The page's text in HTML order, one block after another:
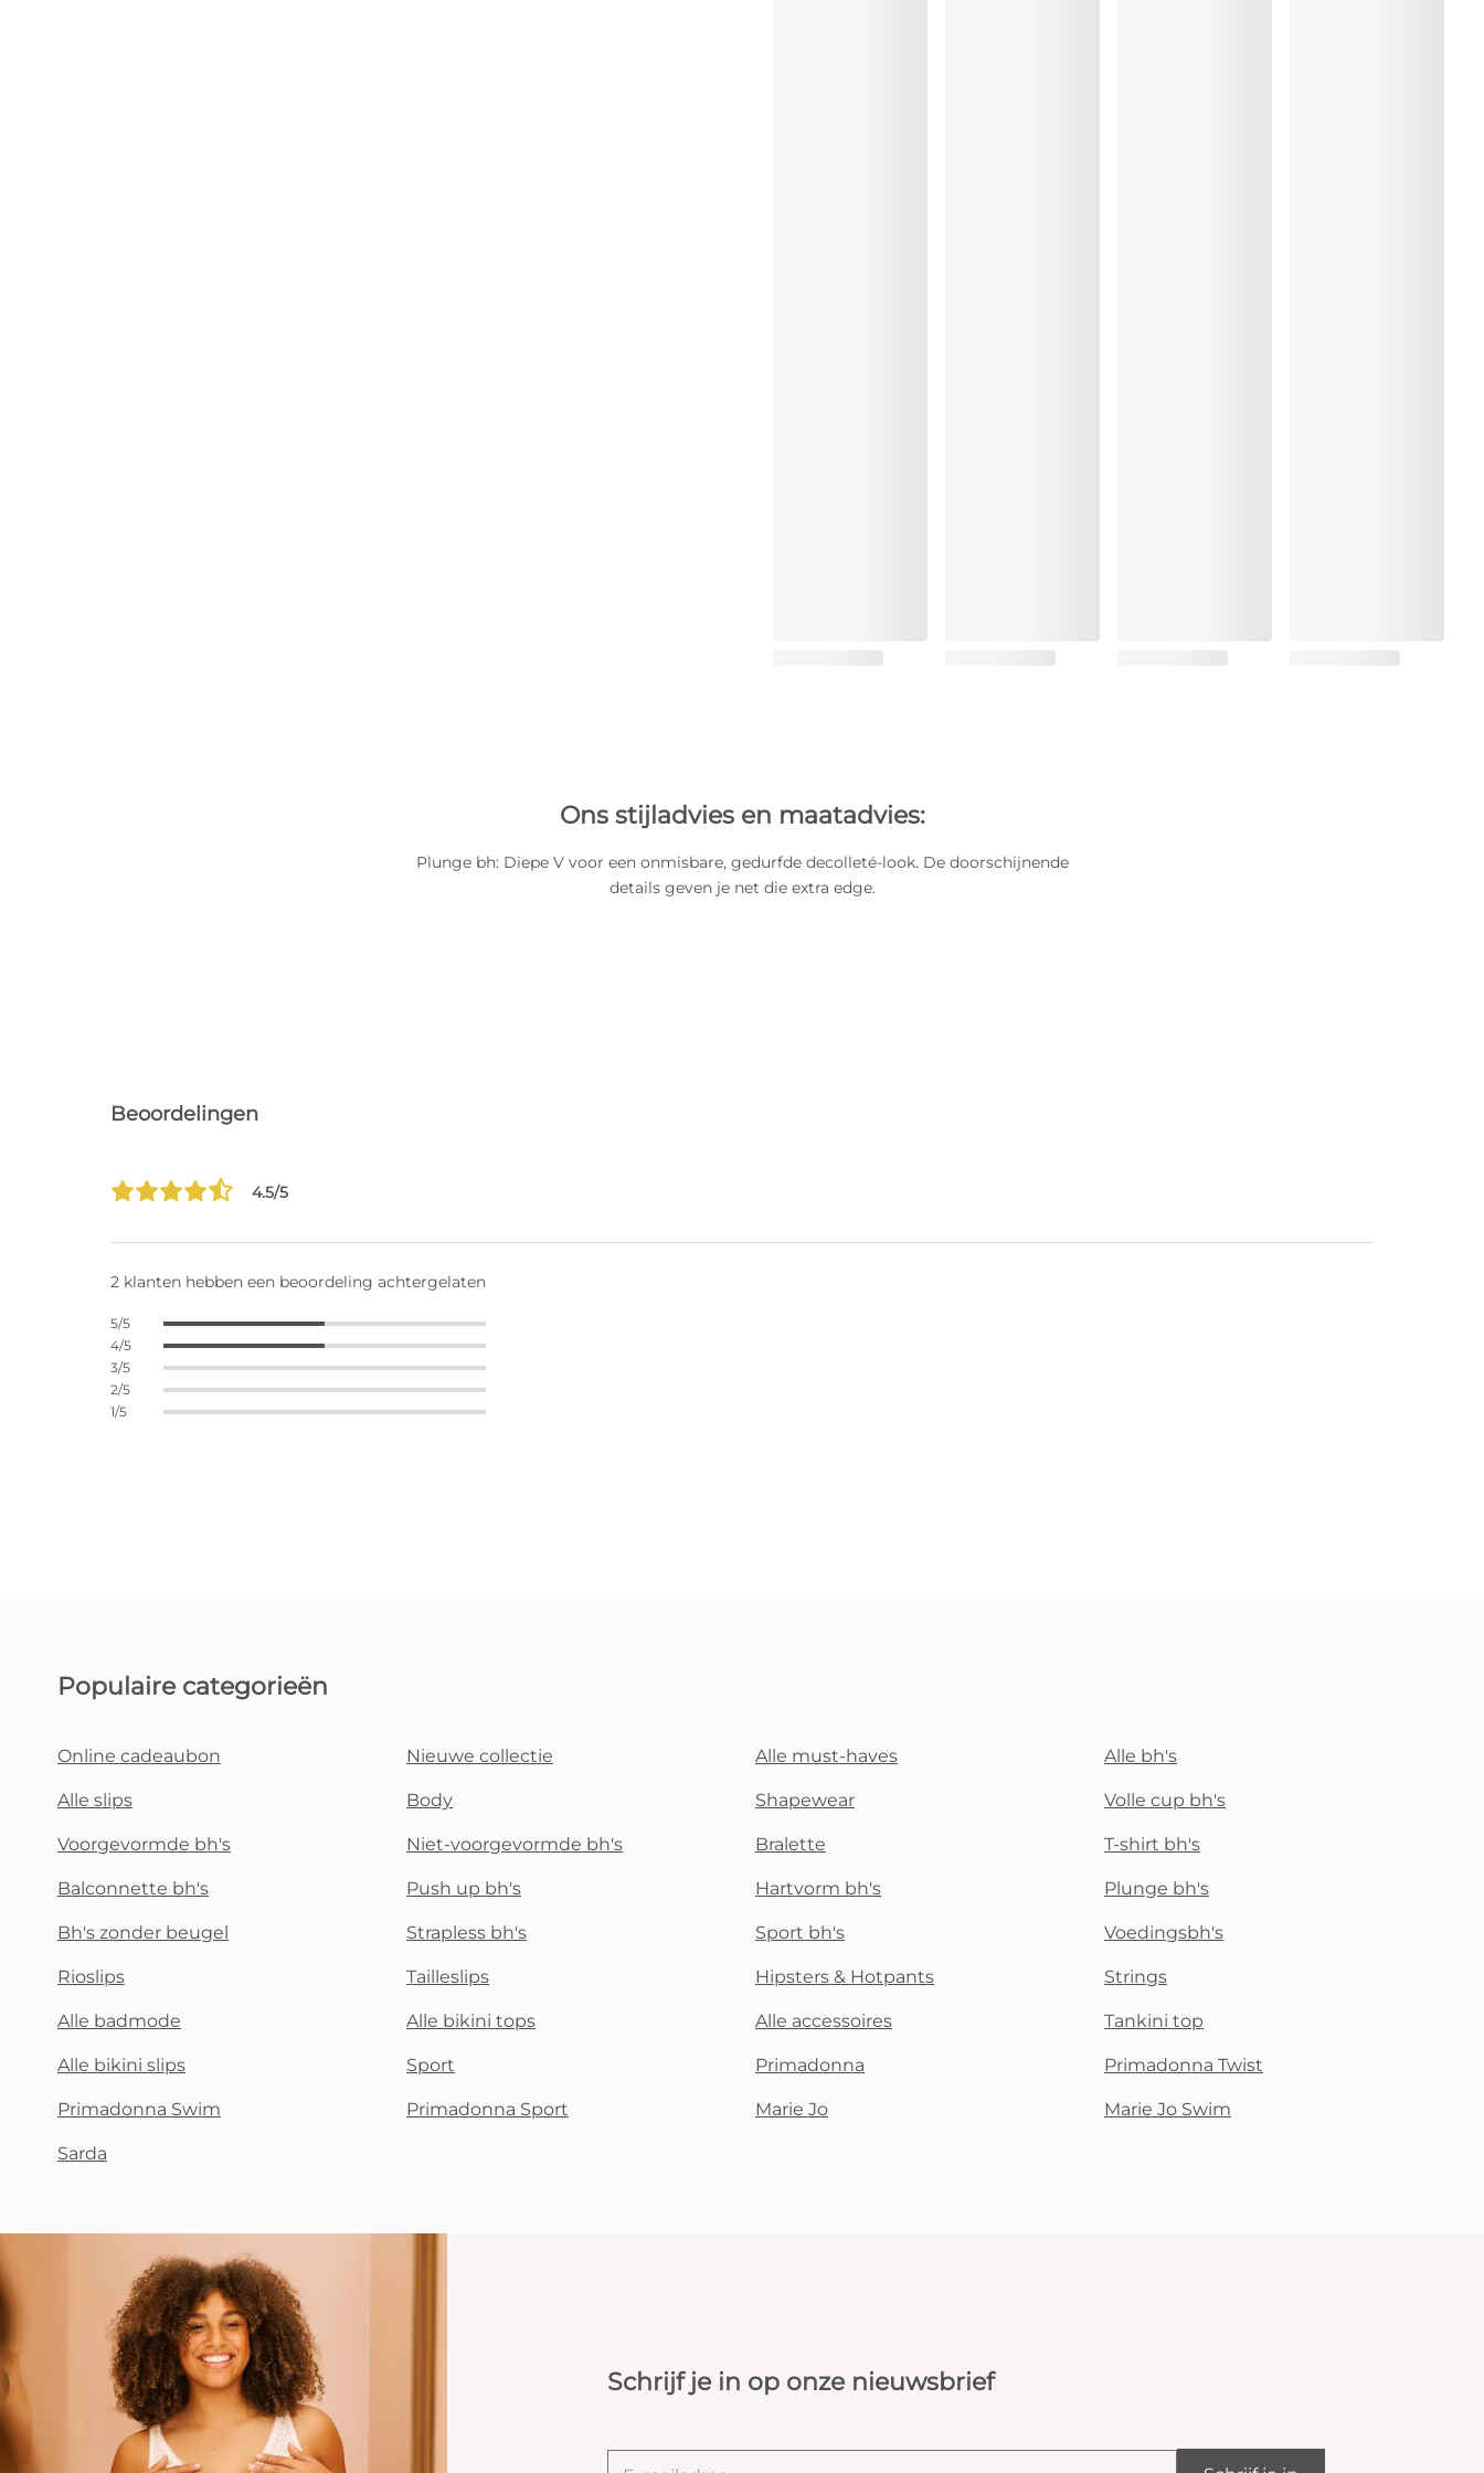
Ons stijladvies en maatadvies:
Plunge bh: Diepe V voor een onmisbare, gedurfde decolleté-look. De doorschijnende
details geven je net die extra edge.
Beoordelingen
4.5/5
2 klanten hebben een beoordeling achtergelaten
5/5
4/5
3/5
2/5
1/5
Populaire categorieën
Online cadeaubon Nieuwe collectie Alle must-haves Alle bh's
Alle slips Body Shapewear Volle cup bh's
Voorgevormde bh's Niet-voorgevormde bh's Bralette T-shirt bh's
Balconnette bh's Push up bh's Hartvorm bh's Plunge bh's
Bh's zonder beugel Strapless bh's Sport bh's Voedingsbh's
Rioslips Tailleslips Hipsters & Hotpants Strings
Alle badmode Alle bikini tops Alle accessoires Tankini top
Alle bikini slips Sport Primadonna Primadonna Twist
Primadonna Swim Primadonna Sport Marie Jo Marie Jo Swim
Sarda
Schrijf je in op onze nieuwsbrief